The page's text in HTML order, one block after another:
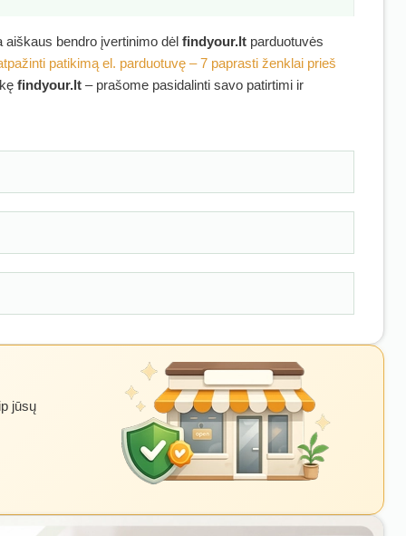
aiškaus bendro įvertinimo dėl findyour.lt parduotuvės
patikimą el. parduotuvę – 7 paprasti ženklai prieš
findyour.lt – prašome pasidalinti savo patirtimi ir
jūsų